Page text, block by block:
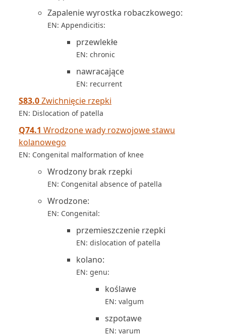
Zapalenie wyrostka robaczkowego:
EN: Appendicitis:
przewlekłe
EN: chronic
nawracające
EN: recurrent
S83.0Zwichnięcie rzepki
EN: Dislocation of patella
Q74.1 Wrodzone wady rozwojowe stawu
kolanowego
EN: Congenital malformation of knee
Wrodzony brak rzepki
EN: Congenital absence of patella
Wrodzone:
EN: Congenital:
przemieszczenie rzepki
EN: dislocation of patella
kolano:
EN: genu:
koślawe
EN: valgum
szpotawe
EN: varum